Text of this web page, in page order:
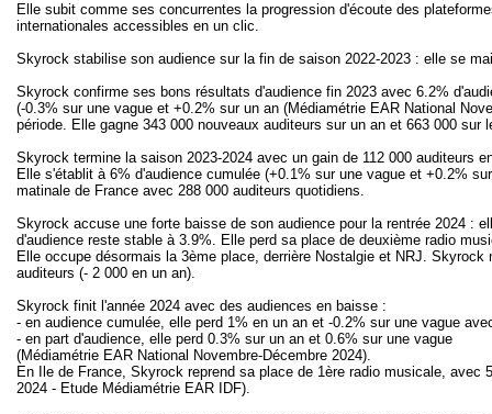
Elle subit comme ses concurrentes la progression d'écoute des
internationales accessibles en un clic.
Skyrock stabilise son audience sur la fin de saison 2022-2023 : elle se
Skyrock confirme ses bons résultats d'audience fin 2023 avec 6.2%
(-0.3% sur une vague et +0.2% sur un an (Médiamétrie EAR National
période. Elle gagne 343 000 nouveaux auditeurs sur un an et 663 000 sur
Skyrock termine la saison 2023-2024 avec un gain de 112 000 auditeurs
Elle s'établit à 6% d'audience cumulée (+0.1% sur une vague et +0.2%
matinale de France avec 288 000 auditeurs quotidiens.
Skyrock accuse une forte baisse de son audience pour la rentrée 2024 :
d'audience reste stable à 3.9%. Elle perd sa place de deuxième radio
Elle occupe désormais la 3ème place, derrière Nostalgie et NRJ.
auditeurs (- 2 000 en un an).
Skyrock finit l'année 2024 avec des audiences en baisse :
- en audience cumulée, elle perd 1% en un an et -0.2% sur une vague
- en part d'audience, elle perd 0.3% sur un an et 0.6% sur une vague
(Médiamétrie EAR National Novembre-Décembre 2024).
En Ile de France, Skyrock reprend sa place de 1ère radio musicale,
2024 - Etude Médiamétrie EAR IDF).